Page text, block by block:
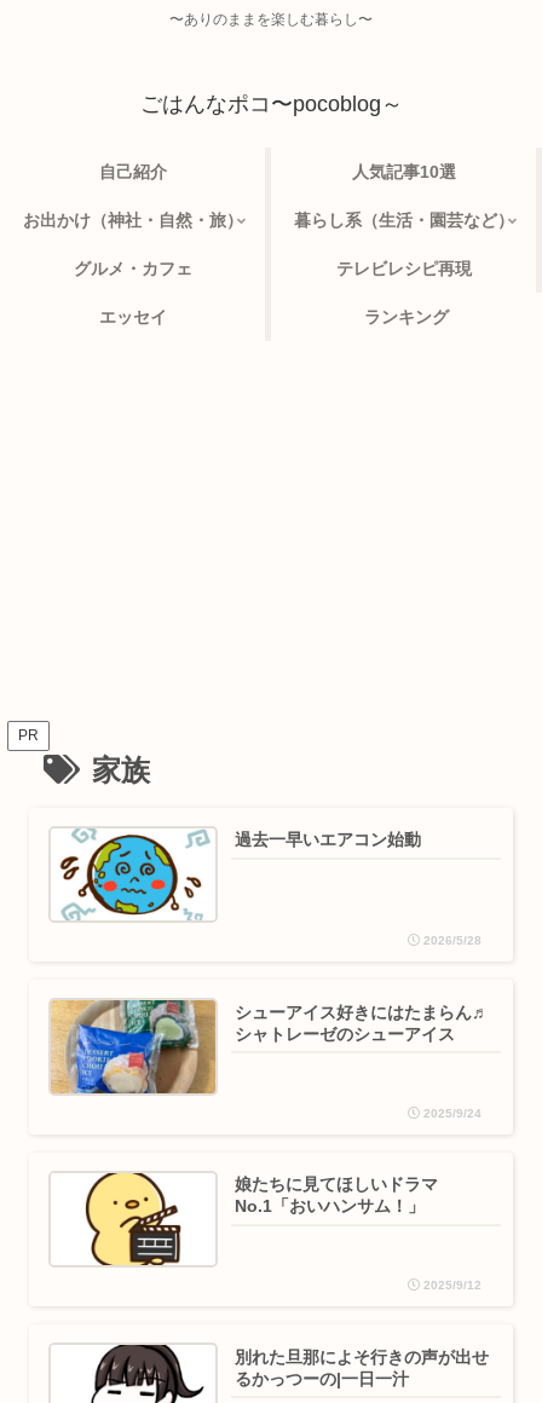
〜ありのままを楽しむ暮らし〜
ごはんなポコ〜pocoblog～
自己紹介 人気記事10選
お出かけ（神社・自然・旅） 暮らし系（生活・園芸など）
グルメ・カフェ テレビレシピ再現
エッセイ ランキング
PR
家族
過去一早いエアコン始動
2026/5/28
シューアイス好きにはたまらん♬
シャトレーゼのシューアイス
2025/9/24
娘たちに見てほしいドラマ
No.1「おいハンサム！」
2025/9/12
別れた旦那によそ行きの声が出せ
るかっつーの|一日一汁